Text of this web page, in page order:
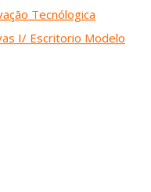
Tecnólogica
I/ Escritorio Modelo